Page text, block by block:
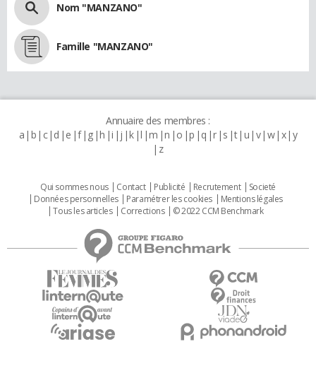
Nom "MANZANO"
Famille "MANZANO"
Annuaire des membres :
a b c d e f g h i j k l m n o p q r s t u v w x y
z
Qui sommes nous Contact Publicité Recrutement
Societé
Données personnelles
Paramétrer les cookies
Mentions légales
Tous les articles
Corrections © 2022 CCM Benchmark